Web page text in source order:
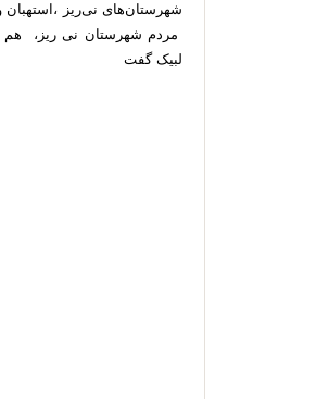
شهرستان‌های نی‌ریز
مردم شهرستان نی ریز، هم
لبیک گفت